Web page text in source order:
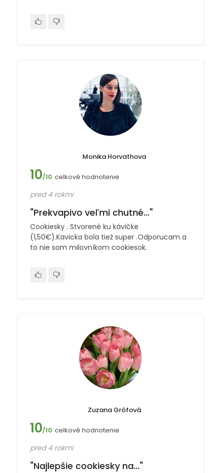
Monika Horvathova
10/10 celkové hodnotenie
pred 4 rokmi
"Prekvapivo veľmi chutné..."
Cookiesky . Stvorené ku kávičke
(1,50€).Kavicka bola tiež super .Odporucam a
to nie som milovníkom cookiesok.
Zuzana Grófová
10/10 celkové hodnotenie
pred 4 rokmi
"Najlepšie cookiesky na..."